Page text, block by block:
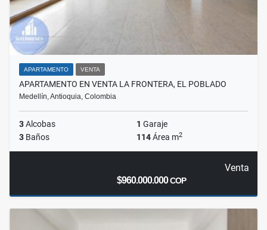
APARTAMENTO VENTA
APARTAMENTO EN VENTA LA FRONTERA, EL POBLADO
Medellín, Antioquia, Colombia
3Alcobas 1 Garaje
3 Baños 114Área m2
Venta
$960.000.000COP